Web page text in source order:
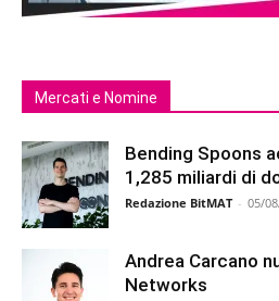
Mercati e Nomine
Bending Spoons
1,285 miliardi di
Redazione BitMAT - 05/
Andrea Carcano
Networks